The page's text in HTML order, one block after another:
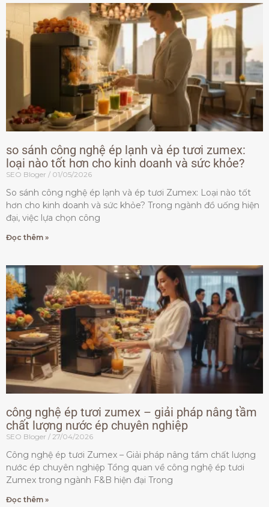
so sánh công nghệ ép lạnh và ép tươi zumex:
loại nào tốt hơn cho kinh doanh và sức khỏe?
SEO Bloger 01/05/2026
So sánh công nghệ ép lạnh và ép tươi Zumex: Loại nào tốt
hơn cho kinh doanh và sức khỏe? Trong ngành đồ uống hiện
đại, việc lựa chọn công
Đọc thêm »
công nghệ ép tươi zumex – giải pháp nâng tầm
chất lượng nước ép chuyên nghiệp
SEO Bloger 27/04/2026
Công nghệ ép tươi Zumex – Giải pháp nâng tầm chất lượng
nước ép chuyên nghiệp Tổng quan về công nghệ ép tươi
Zumex trong ngành F&B hiện đại Trong
Đọc thêm »